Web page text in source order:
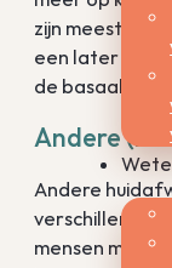
zijn meestal te
een later
de
Andere
Andere
verschillende
mensen met